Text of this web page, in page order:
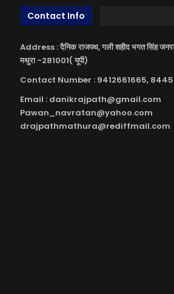
Contact Info
Address : दैनिक राजपथ, गली शहीद भगत सिंह
मथुरा -281001( यूपी)
Contact Number : 9412661665,
Email : danikrajpath@gmail.com
Pawan_navratan@yahoo.com
drajpathmathura@rediffmail.com